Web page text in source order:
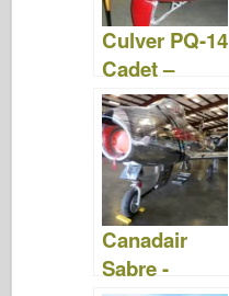
Culver PQ-14
Cadet –
Fotografie &
Video
Canadair
Sabre -